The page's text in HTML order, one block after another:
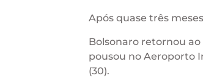
Após quase três
Bolsonaro retornou ao
pousou no Aeroporto
(30).